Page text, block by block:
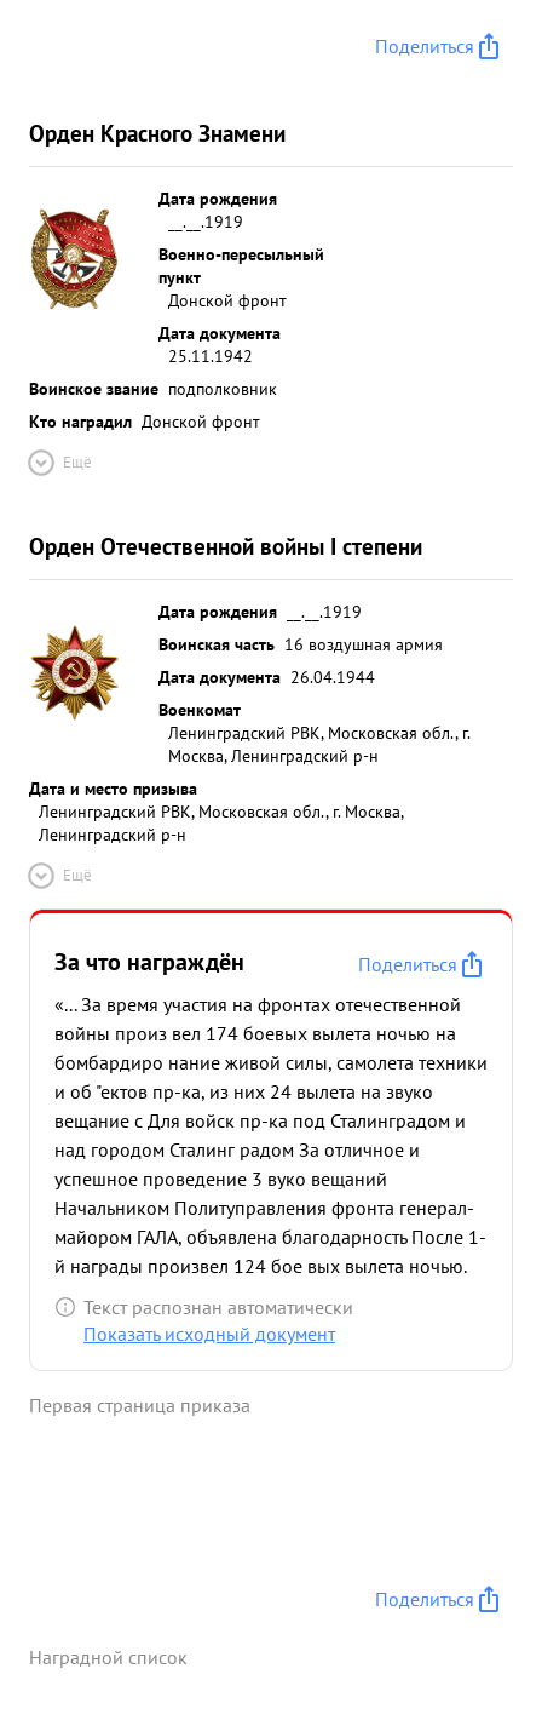
награды орден "КРАСНАЯ ЗВЕЗДА". ...»Поделиться
Орден Красного Знамени
Дата рождения
__.__.1919
Военно-пересыльный
пункт
Донской фронт
Дата документа
25.11.1942
Воинское звание подполковник
Кто наградил Донской фронт
Ещё
Орден Отечественной войны I степени
Дата рождения
__.__.1919
Воинская часть 16 воздушная армия
Дата документа 26.04.1944
Военкомат
Ленинградский РВК, Московская обл., г.
Москва, Ленинградский р-н
Дата и место призыва
Ленинградский РВК, Московская обл., г. Москва,
Ленинградский р-н
Ещё
За что награждён
Поделиться
«... За время участия на фронтах отечественной
войны произ вел 174 боевых вылета ночью на
бомбардиро нание живой силы, самолета техники
и об "ектов пр-ка, из них 24 вылета на звуко
вещание с Для войск пр-ка под Сталинградом и
над городом Сталинг радом За отличное и
успешное проведение 3 вуко вещаний
Начальником Политуправления фронта генерал-
майором ГАЛА, объявлена благодарность После 1-
й награды произвел 124 бое вых вылета ночью.
27 июня 1943 г. работает заместите елем нач-ка
штаба полка, од-же нач-к оперативно-разведы
освоил штабную работу Большую помощь
контролиру готовно сть перед вылетом знания
фронта и обстановки в районе действий Во время
Текст распознан автоматически
Показать исходный документ
Первая страница приказа
Поделиться
Наградной список